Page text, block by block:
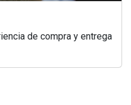
de compra y entrega